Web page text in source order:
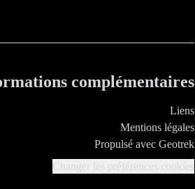
complémentaires
Liens
Mentions légales
Propulsé avec Geotrek
Changer les préférences cookies